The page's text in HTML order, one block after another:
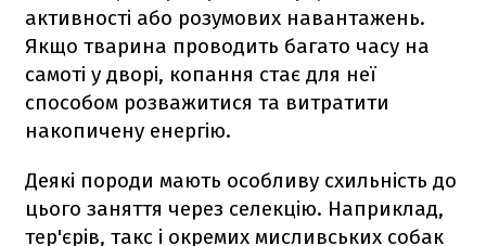
активності або розумових навантажень.
Якщо тварина проводить багато часу на
самоті у дворі, копання стає для неї
способом розважитися та витратити
накопичену енергію.
Деякі породи мають особливу схильність до
цього заняття через селекцію. Наприклад,
тер'єрів, такс і окремих мисливських собак